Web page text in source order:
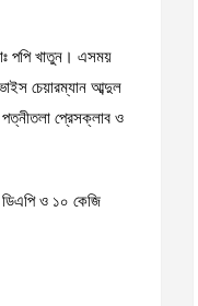
পপি খাতুন। এসময়
চেয়ারম্যান আব্দুল
পত্নীতলা প্রেসক্লাব ও
ও ১০ কেজি